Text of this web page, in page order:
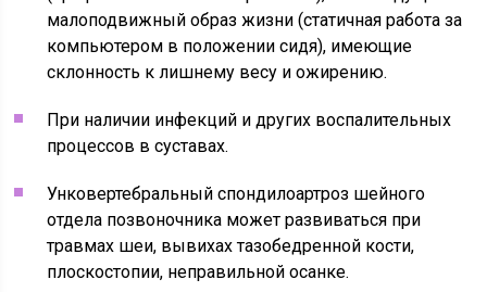
малоподвижный образ жизни (статичная работа за
компьютером в положении сидя), имеющие
склонность к лишнему весу и ожирению.
При наличии инфекций и других воспалительных
процессов в суставах.
Унковертебральный спондилоартроз шейного
отдела позвоночника может развиваться при
травмах шеи, вывихах тазобедренной кости,
плоскостопии, неправильной осанке.